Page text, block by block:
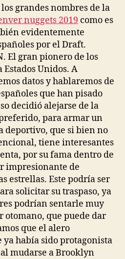
grandes nombres de la
nuggets 2019 como es
evidentemente
por el Draft.
El gran pionero de los
Unidos. A
datos y hablaremos de
que han pisado
decidió alejarse de la
para armar un
deportivo, que si bien no
tiene interesantes
por su fama dentro de
impresionante de
estrellas. Este podría ser
solicitar su traspaso, ya
podrían sentarle muy
otomano, que puede dar
que el alero
ya había sido protagonista
mudarse a Brooklyn